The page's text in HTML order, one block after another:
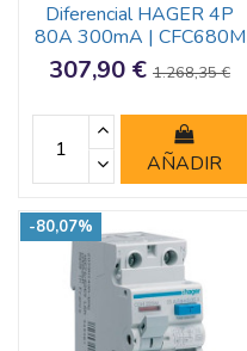
Diferencial HAGER 4P
80A 300mA | CFC680M
307,90 € 1.268,35 €
AÑADIR
-80,07%